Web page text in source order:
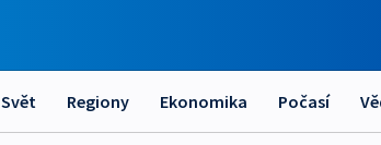
Svět Regiony Ekonomika Počasí